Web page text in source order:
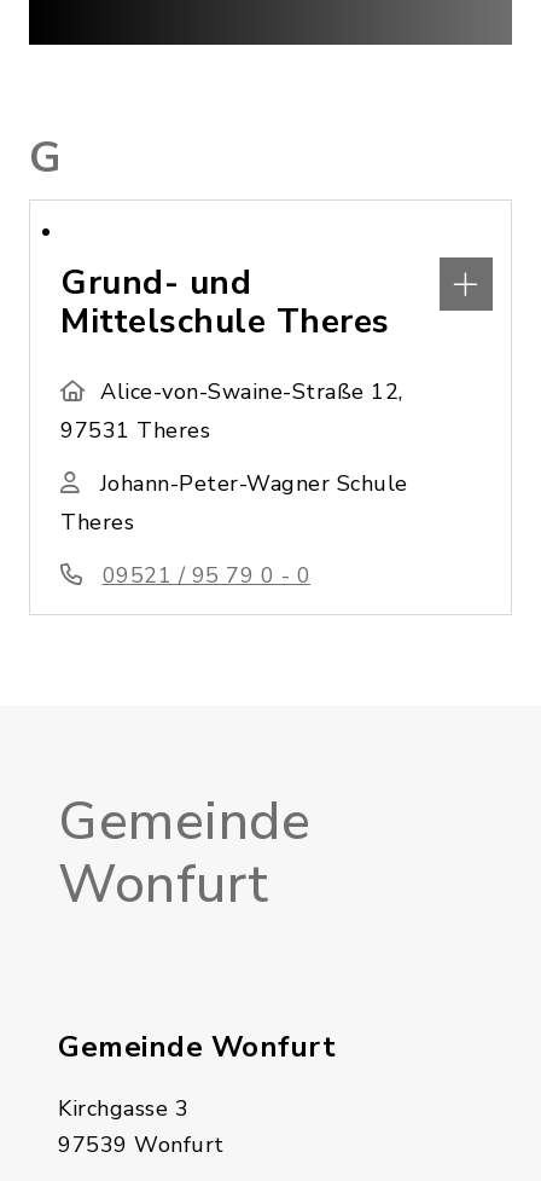
G
Grund- und
Mittelschule Theres
Alice-von-Swaine-Straße 12,
97531 Theres
Johann-Peter-Wagner Schule
Theres
09521 / 95 79 0 - 0
Gemeinde
Wonfurt
Gemeinde Wonfurt
Kirchgasse 3
97539 Wonfurt